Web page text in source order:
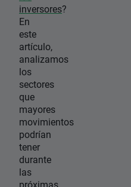
inversores?
En
este
artículo,
analizamos
los
sectores
que
mayores
movimientos
podrían
tener
durante
las
próximas